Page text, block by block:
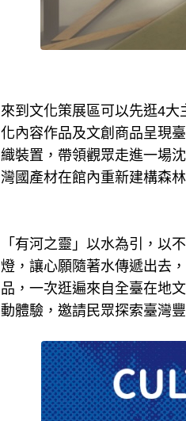
來到文化策展區可以先逛4
化內容作品及文創商品呈現
織裝置，帶領觀眾走進一場
灣國產材在館內重新建構森
「有河之靈」以水為引，以
燈，讓心願隨著水傳遞出去
品，一次逛遍來自全臺在地
動體驗，邀請民眾探索臺灣